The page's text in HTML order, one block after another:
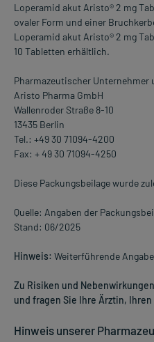
Loperamid akut Aristo® 2 mg
ovaler Form und einer
Loperamid akut Aristo® 2 mg
10 Tabletten erhältlich.
Pharmazeutischer Unternehmer
Aristo Pharma GmbH
Wallenroder Straße 8-10
13435 Berlin
Tel.: +49 30 71094-4200
Fax: + 49 30 71094-4250
Diese Packungsbeilage wurde
Quelle: Angaben der
Stand: 06/2025
Hinweis: Weiterführende
Zu Risiken und
und fragen Sie Ihre Ärztin,
Hinweis unserer